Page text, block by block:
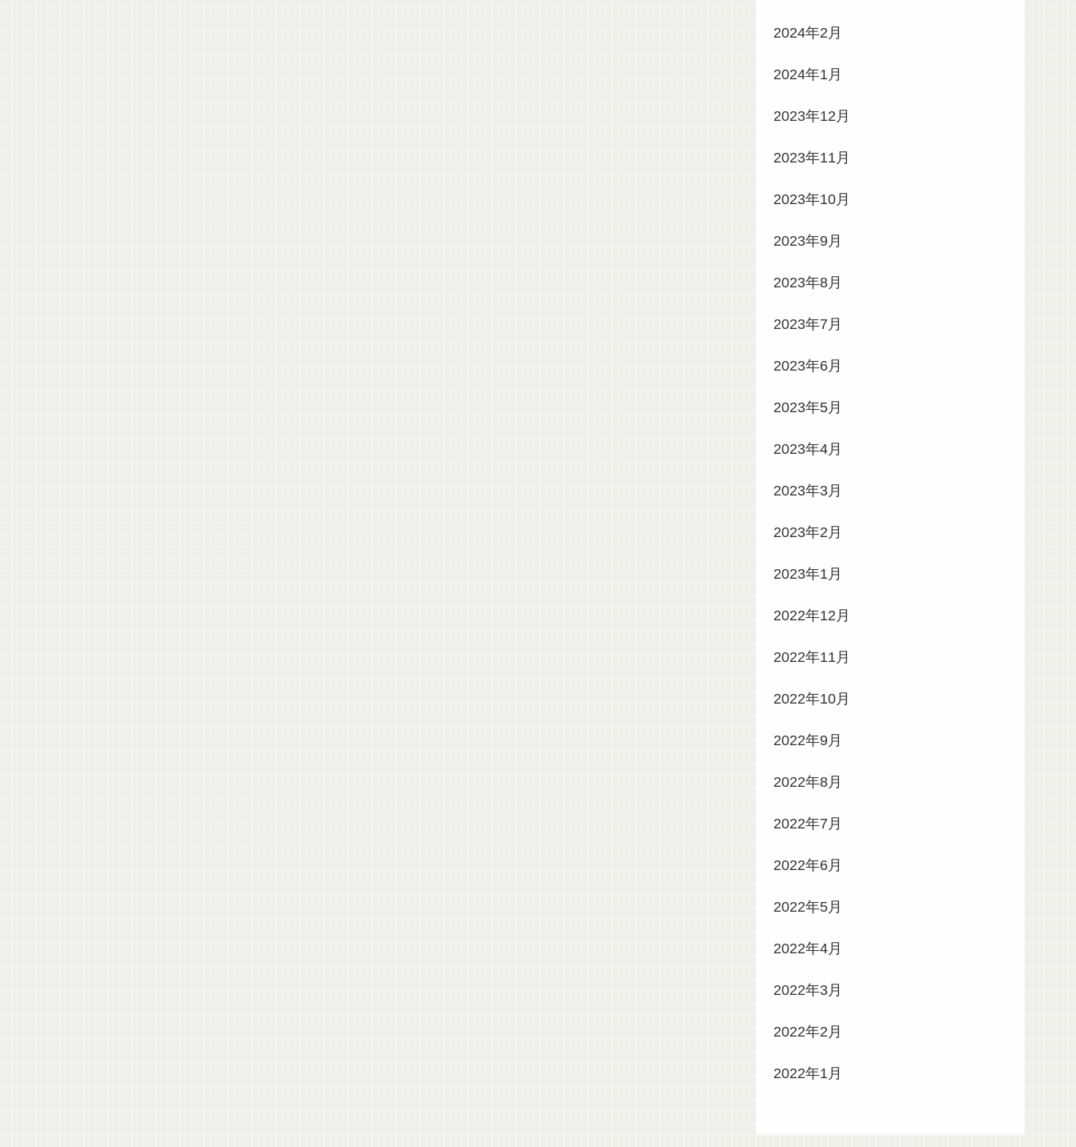
2024年2月
2024年1月
2023年12月
2023年11月
2023年10月
2023年9月
2023年8月
2023年7月
2023年6月
2023年5月
2023年4月
2023年3月
2023年2月
2023年1月
2022年12月
2022年11月
2022年10月
2022年9月
2022年8月
2022年7月
2022年6月
2022年5月
2022年4月
2022年3月
2022年2月
2022年1月